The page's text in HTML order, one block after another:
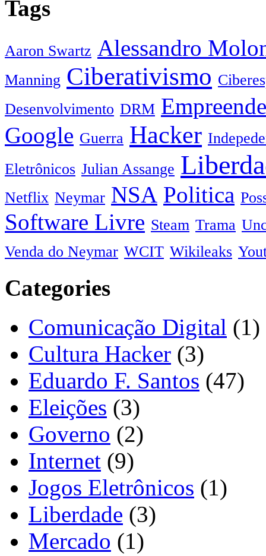
Tags
Aaron Swartz Alessandro
Manning Ciberativismo
Desenvolvimento DRM
Google Guerra Hacker
Eletrônicos Julian Assange
Netflix Neymar NSA Politica
Software Livre Steam Trama
Venda do Neymar WCIT Wikileaks
Categories
Comunicação Digital (1)
Cultura Hacker (3)
Eduardo F. Santos (47)
Eleições (3)
Governo (2)
Internet (9)
Jogos Eletrônicos (1)
Liberdade (3)
Mercado (1)